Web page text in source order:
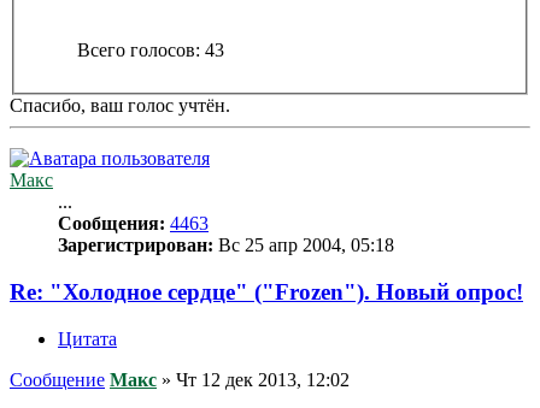
Всего голосов: 43
Спасибо, ваш голос учтён.
Макс
...
Сообщения: 4463
Зарегистрирован: Вс 25 апр 2004, 05:18
Re: "Холодное сердце" ("Frozen"). Новый опрос!
Цитата
Сообщение Макс » Чт 12 дек 2013, 12:02